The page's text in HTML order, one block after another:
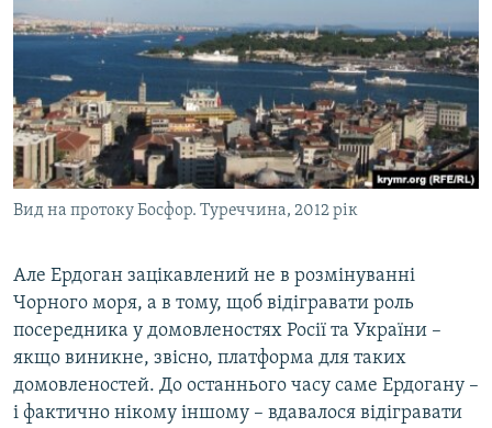
Вид на протоку Босфор. Туреччина, 2012 рік
Але Ердоган зацікавлений не в розмінуванні
Чорного моря, а в тому, щоб відігравати роль
посередника у домовленостях Росії та України –
якщо виникне, звісно, платформа для таких
домовленостей. До останнього часу саме Ердогану –
і фактично нікому іншому – вдавалося відігравати